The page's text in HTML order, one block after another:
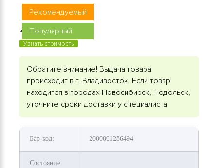
Рекомендуемый
Популярный
Код товара: 65B24L
Узнать стоимость
Обратите внимание! Выдача товара
происходит в г. Владивосток. Если товар
находится в городах Новосибирск, Подольск,
уточните сроки доставки у специалиста
Бар-код: 2000001286494
Состояние: